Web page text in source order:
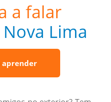
a falar
Lima
aprender